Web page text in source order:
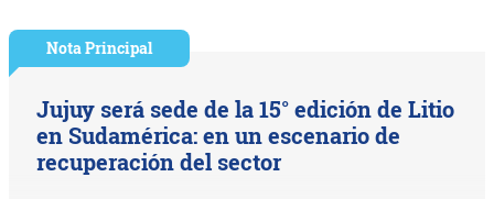
Nota Principal
Jujuy será sede de la 15° edición de Litio
en Sudamérica: en un escenario de
recuperación del sector